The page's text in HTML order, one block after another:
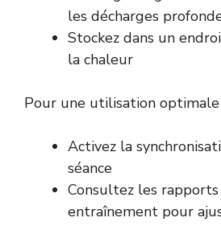
les décharges
Stockez dans un
la chaleur
Pour une utilisation optimale
Activez la
séance
Consultez les
entraînement pour